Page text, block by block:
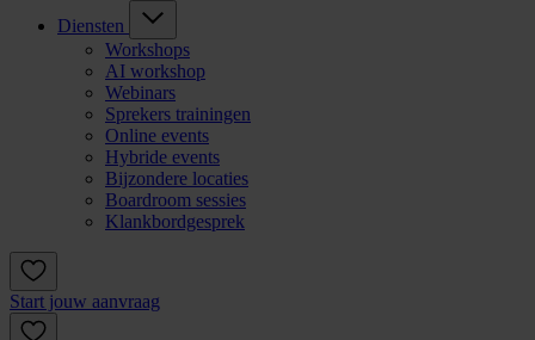
Diensten
Workshops
AI workshop
Webinars
Sprekers trainingen
Online events
Hybride events
Bijzondere locaties
Boardroom sessies
Klankbordgesprek
Start jouw aanvraag